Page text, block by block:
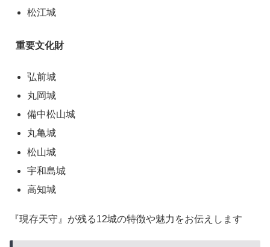
松江城
重要文化財
弘前城
丸岡城
備中松山城
丸亀城
松山城
宇和島城
高知城
『現存天守』が残る12城の特徴や魅力をお伝えします